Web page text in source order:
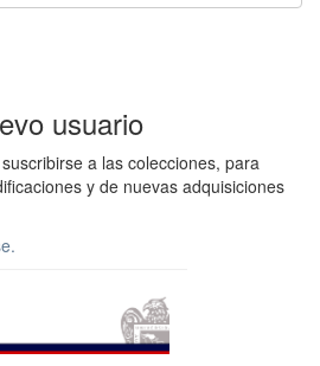
usuario
a las colecciones, para
y de nuevas adquisiciones